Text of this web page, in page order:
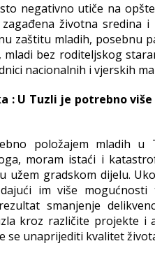
negativno utiče na
životna sredina i
zaštitu mladih, posebnu
bez roditeljskog
nacionalnih i vjerskih
: U Tuzli je potrebno
položajem mladih
moram istaći i
užem gradskom dijelu.
im više mogućnosti
smanjenje
kroz različite projekte i
unaprijediti kvalitet